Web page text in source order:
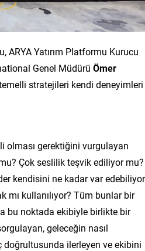
ARYA Yatırım Platformu Kurucu
Genel Müdürü Ömer
stratejileri kendi deneyimleri
olması gerektiğini vurgulayan
Çok seslilik teşvik ediliyor mu?
kendisini ne kadar var
kullanılıyor? Tüm bunlar bir
bu noktada ekibiyle birlikte bir
geleceğin nasıl
ilerleyen ve ekibini